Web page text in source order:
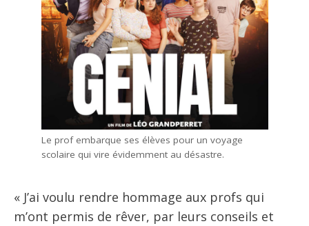
Le prof embarque ses élèves pour un voyage
scolaire qui vire évidemment au désastre.
« J’ai voulu rendre hommage aux profs qui
m’ont permis de rêver, par leurs conseils et